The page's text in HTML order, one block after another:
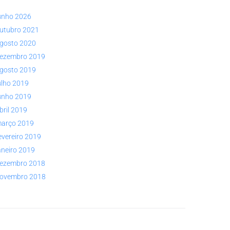
2026
2021
2020
2019
2019
2019
2019
2019
2019
2019
2019
2018
2018